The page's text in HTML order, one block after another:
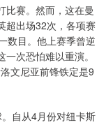
比赛。然而，这在曼
超出场32次，各项赛
数目。他上赛季曾逆
次恐怕难以重演。
文尼亚前锋铁定是9
自从4月份对纽卡斯